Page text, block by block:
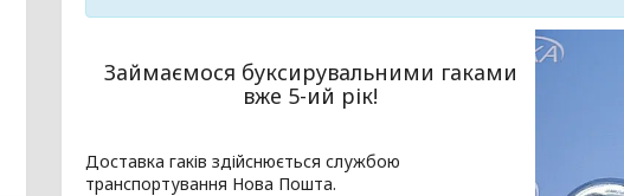
Займаємося буксирувальними гаками
вже 5-ий рік!
Доставка гаків здійснюється службою
транспортування Нова Пошта.